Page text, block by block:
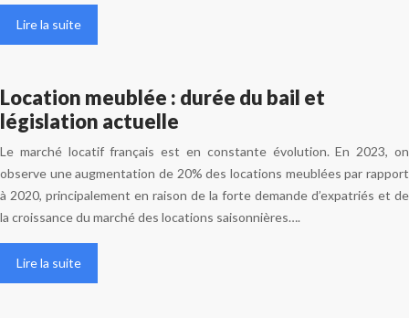
Lire la suite
Location meublée : durée du bail et
législation actuelle
Le marché locatif français est en constante évolution. En 2023, on
observe une augmentation de 20% des locations meublées par rapport
à 2020, principalement en raison de la forte demande d’expatriés et de
la croissance du marché des locations saisonnières….
Lire la suite